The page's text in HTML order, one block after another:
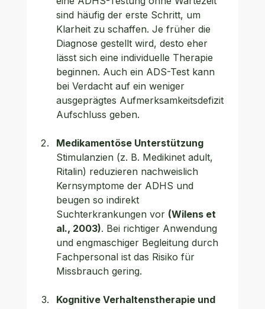
sind häufig der erste Schritt, um
Klarheit zu schaffen. Je früher die
Diagnose gestellt wird, desto eher
lässt sich eine individuelle Therapie
beginnen. Auch ein ADS-Test kann
bei Verdacht auf ein weniger
ausgeprägtes Aufmerksamkeitsdefizit
Aufschluss geben.
Medikamentöse Unterstützung
Stimulanzien (z. B. Medikinet adult,
Ritalin) reduzieren nachweislich
Kernsymptome der ADHS und
beugen so indirekt
Suchterkrankungen vor (Wilens et
al., 2003). Bei richtiger Anwendung
und engmaschiger Begleitung durch
Fachpersonal ist das Risiko für
Missbrauch gering.
Kognitive Verhaltenstherapie und